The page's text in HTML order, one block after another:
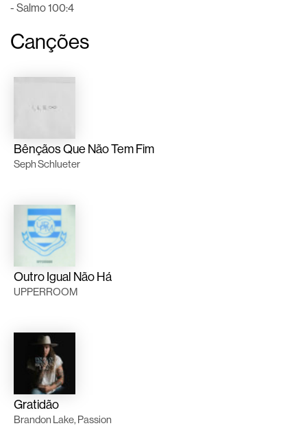
- Salmo 100:4
Canções
Bênçãos Que Não Tem Fim
Seph Schlueter
Outro Igual Não Há
UPPERROOM
Gratidão
Brandon Lake, Passion